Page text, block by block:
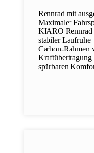
Rennrad mit
Maximaler
KIARO Rennrad
stabiler Laufruhe
Carbon-Rahmen
Kraftübertragung
spürbaren